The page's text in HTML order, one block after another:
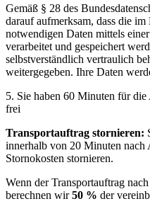
Gemäß § 28 des
darauf aufmerksam, dass die
notwendigen Daten mittels
verarbeitet und gespeichert
selbstverständlich vertraulich
weitergegeben. Ihre Daten
5. Sie haben 60 Minuten für
frei
Transportauftrag stornieren:
innerhalb von 20 Minuten nach
Stornokosten stornieren.
Wenn der Transportauftrag
berechnen wir50 % der